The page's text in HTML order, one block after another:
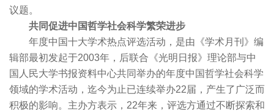
议题。
共同促进中国哲学社会科学繁荣进步
年度中国十大学术热点评选活动，是由《学术月刊》编
辑部最初发起于2003年，后联合《光明日报》理论部与中
国人民大学书报资料中心共同举办的年度中国哲学社会科学
领域的学术活动，迄今为止已连续举办22届，产生了广泛而
积极的影响。主办方表示，22年来，评选方通过不断探索和